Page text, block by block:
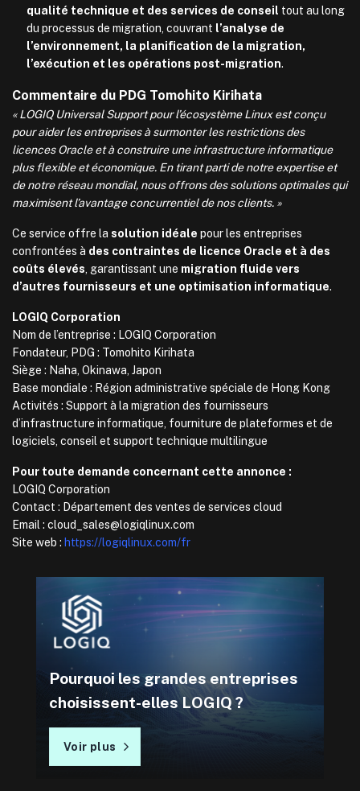
qualité technique et des services de conseil tout au long
du processus de migration, couvrant l’analyse de
l’environnement, la planification de la migration,
l’exécution et les opérations post-migration.
Commentaire du PDG Tomohito Kirihata
« LOGIQ Universal Support pour l’écosystème Linux est conçu
pour aider les entreprises à surmonter les restrictions des
licences Oracle et à construire une infrastructure informatique
plus flexible et économique. En tirant parti de notre expertise et
de notre réseau mondial, nous offrons des solutions optimales qui
maximisent l’avantage concurrentiel de nos clients. »
Ce service offre la solution idéale pour les entreprises
confrontées à des contraintes de licence Oracle et à des
coûts élevés , garantissant une migration fluide vers
d’autres fournisseurs et une optimisation informatique.
LOGIQ Corporation
Nom de l’entreprise : LOGIQ Corporation
Fondateur, PDG : Tomohito Kirihata
Siège : Naha, Okinawa, Japon
Base mondiale : Région administrative spéciale de Hong Kong
Activités : Support à la migration des fournisseurs
d’infrastructure informatique, fourniture de plateformes et de
logiciels, conseil et support technique multilingue
Pour toute demande concernant cette annonce :
LOGIQ Corporation
Contact : Département des ventes de services cloud
Email : cloud_sales@logiqlinux.com
Site web : https://logiqlinux.com/fr
Pourquoi les grandes entreprises
choisissent-elles LOGIQ ?
Voir plus